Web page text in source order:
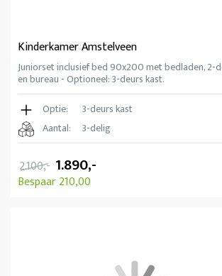
Kinderkamer Amstelveen
Juniorset inclusief bed 90x200 met bedladen, 2-
en bureau - Optioneel: 3-deurs kast.
Optie:
3-deurs kast
Aantal:
3-delig
2.100,- 1.890,-
Bespaar 210,00